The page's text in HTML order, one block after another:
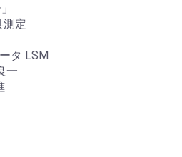
定
タ LSM
一